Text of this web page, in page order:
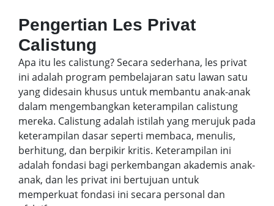
Pengertian Les Privat
Calistung
Apa itu les calistung? Secara sederhana, les privat
ini adalah program pembelajaran satu lawan satu
yang didesain khusus untuk membantu anak-anak
dalam mengembangkan keterampilan calistung
mereka. Calistung adalah istilah yang merujuk pada
keterampilan dasar seperti membaca, menulis,
berhitung, dan berpikir kritis. Keterampilan ini
adalah fondasi bagi perkembangan akademis anak-
anak, dan les privat ini bertujuan untuk
memperkuat fondasi ini secara personal dan